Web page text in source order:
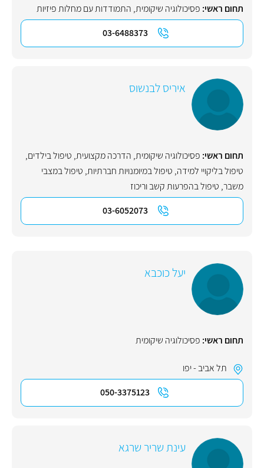
תחום ראשי: פסיכולוגיה שיקומית, התמודדות עם מחלות פיזיות
03-6488373
איריס לבנשוס
תחום ראשי: פסיכולוגיה שיקומית, הדרכה מקצועית, טיפול בילדים,
טיפול בליקויי למידה, טיפול במיומנויות חברתיות, טיפול במצבי
משבר, טיפול בהפרעות קשב וריכוז
03-6052073
יעל כוכבא
תחום ראשי: פסיכולוגיה שיקומית
תל אביב - יפו
050-3375123
עינת שריר שרגא